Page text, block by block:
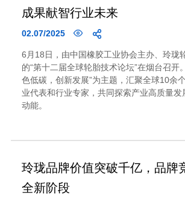
成果献智行业未来
02.07/2025
6月18日，由中国橡胶工业协会主办、玲珑
的“第十二届全球轮胎技术论坛”在烟台召开
色低碳，创新发展”为主题，汇聚全球10余
业代表和行业专家，共同探索产业高质量发
动能。
玲珑品牌价值突破千亿，品牌
全新阶段